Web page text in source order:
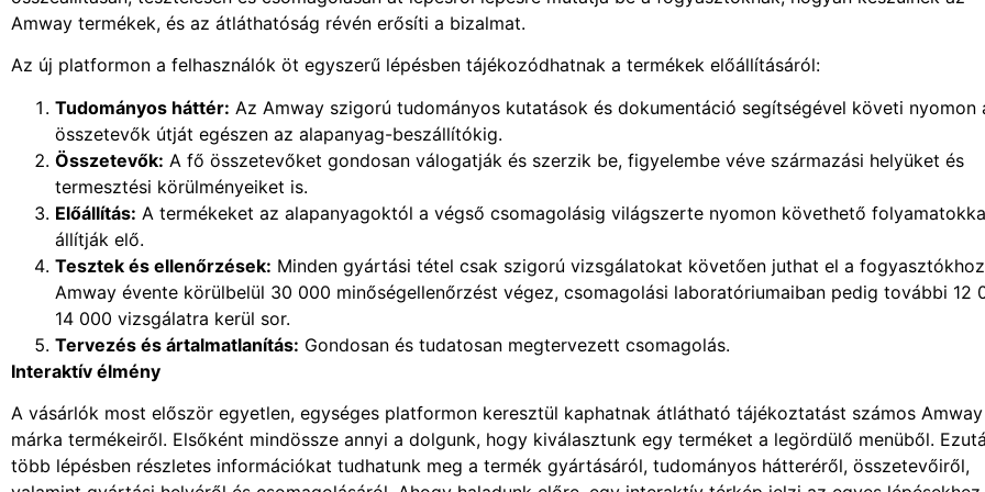
Amway termékek, és az átláthatóság révén erősíti a bizalmat.
Az új platformon a felhasználók öt egyszerű lépésben tájékozódhatnak a termékek előállításáról:
Tudományos háttér: Az Amway szigorú tudományos kutatások és dokumentáció segítségével követi nyomon
összetevők útját egészen az alapanyag-beszállítókig.
Összetevők: A fő összetevőket gondosan válogatják és szerzik be, figyelembe véve származási helyüket és
termesztési körülményeiket is.
Előállítás: A termékeket az alapanyagoktól a végső csomagolásig világszerte nyomon követhető
állítják elő.
Tesztek és ellenőrzések: Minden gyártási tétel csak szigorú vizsgálatokat követően juthat el a
Amway évente körülbelül 30 000 minőségellenőrzést végez, csomagolási laboratóriumaiban pedig további 12
14 000 vizsgálatra kerül sor.
Tervezés és ártalmatlanítás: Gondosan és tudatosan megtervezett csomagolás.
Interaktív élmény
A vásárlók most először egyetlen, egységes platformon keresztül kaphatnak átlátható tájékoztatást számos Amway
márka termékeiről. Elsőként mindössze annyi a dolgunk, hogy kiválasztunk egy terméket a legördülő menüből.
több lépésben részletes információkat tudhatunk meg a termék gyártásáról, tudományos hátteréről, összetevőiről,